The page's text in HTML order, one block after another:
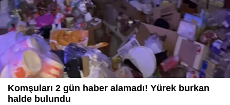
Komşuları 2 gün haber alamadı! Yürek burkan
halde bulundu